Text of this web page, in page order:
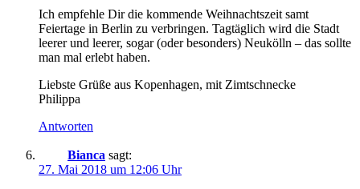
Ich empfehle Dir die kommende Weihnachtszeit samt
Feiertage in Berlin zu verbringen. Tagtäglich wird die Stadt
leerer und leerer, sogar (oder besonders) Neukölln – das sollte
man mal erlebt haben.
Liebste Grüße aus Kopenhagen, mit Zimtschnecke
Philippa
Antworten
Bianca sagt:
27. Mai 2018 um 12:06 Uhr